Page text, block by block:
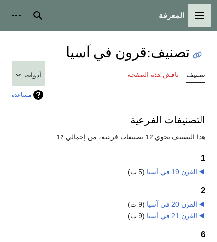
القائمة الرئيسية
المعرفة بحث
تصنيف:قرون في آسيا
تصنيف ناقش هذه الصفحة أدوات
مساعدة
التصنيفات الفرعية
هذا التصنيف يحوي 12 تصنيفات فرعية، من إجمالي 12.
1
القرن 19 في آسيا (5 ت)
2
القرن 20 في آسيا
(9 ت)
القرن 21 في آسيا
(9 ت)
6